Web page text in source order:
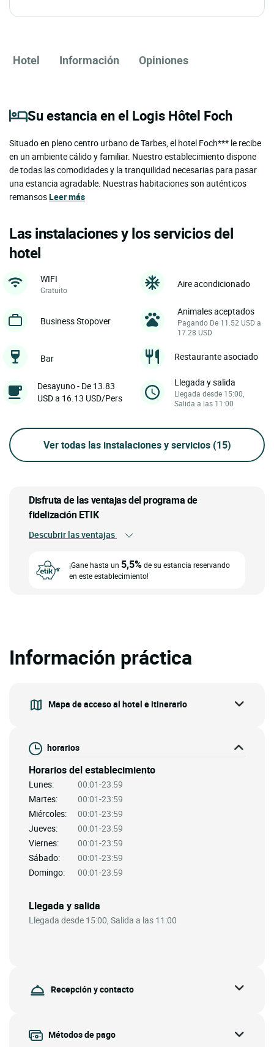
Hotel Información Opiniones
Su estancia en el Logis Hôtel Foch
Situado en pleno centro urbano de Tarbes, el hotel Foch*** le recibe
en un ambiente cálido y familiar. Nuestro establecimiento dispone
de todas las comodidades y la tranquilidad necesarias para pasar
una estancia agradable. Nuestras habitaciones son auténticos
remansosLeer más
Las instalaciones y los servicios del
hotel
WIFI
Gratuito
Aire acondicionado
Business Stopover
Animales aceptados
Pagando De 11.52 USD a
17.28 USD
Bar Restaurante asociado
Desayuno - De 13.83
USD a 16.13 USD/Pers
Llegada y salida
Llegada desde 15:00,
Salida a las 11:00
Ver todas las instalaciones y servicios (15)
Disfruta de las ventajas del programa de
fidelización ETIK
Descubrir las ventajas
¡Gane hasta un 5,5%de su estancia reservando
en este establecimiento!
Información práctica
Mapa de acceso al hotel e itinerario
horarios
Horarios del establecimiento
Lunes:
00:01-23:59
Martes:
00:01-23:59
Miércoles:
00:01-23:59
Jueves:
00:01-23:59
Viernes:
00:01-23:59
Sábado:
00:01-23:59
Domingo:
00:01-23:59
Llegada y salida
Llegada desde 15:00, Salida a las 11:00
Recepción y contacto
Métodos de pago